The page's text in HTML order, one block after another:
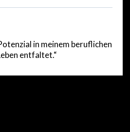
in meinem beruflichen
entfaltet.“